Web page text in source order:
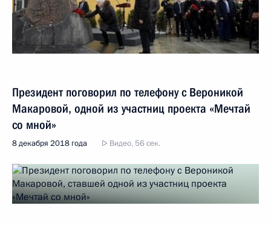
Президент поговорил по телефону с Вероникой
Макаровой, одной из участниц проекта «Мечтай
со мной»
8 декабря 2018 года Видео, 56 сек.